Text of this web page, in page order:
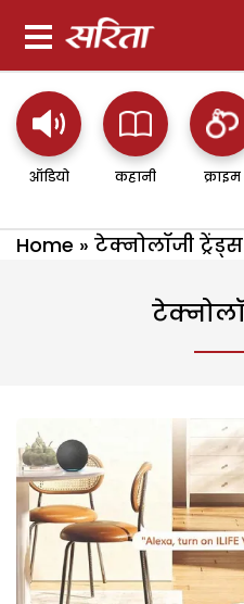
ऑडियो कहानी क्राइम
Home » टेक्नोलॉजी ट्रेंड्स